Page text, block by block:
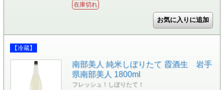
在庫切れ
【冷蔵】
南部美人 純米しぼりたて 霞酒生 岩手
県南部美人 1800ml
フレッシュ！しぼりたて！